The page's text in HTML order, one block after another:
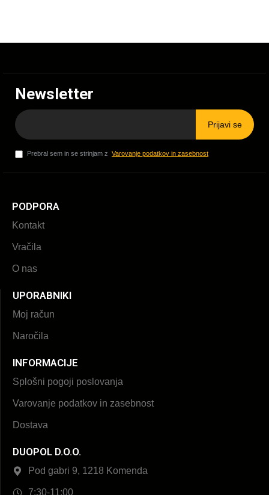
Newsletter
Prijavi se
Prebral sem in se strinjam z Varovanje podatkov in zasebnost
PODPORA
Kontakt
Vračila
O nas
UPORABNIKI
Moj račun
Naročila
INFORMACIJE
Splošni pogoji poslovanja
Varovanje podatkov in zasebnost
Dostava
DUOPOL D.O.O.
Pod gabri 9, 1218 Komenda
7:30-11:00